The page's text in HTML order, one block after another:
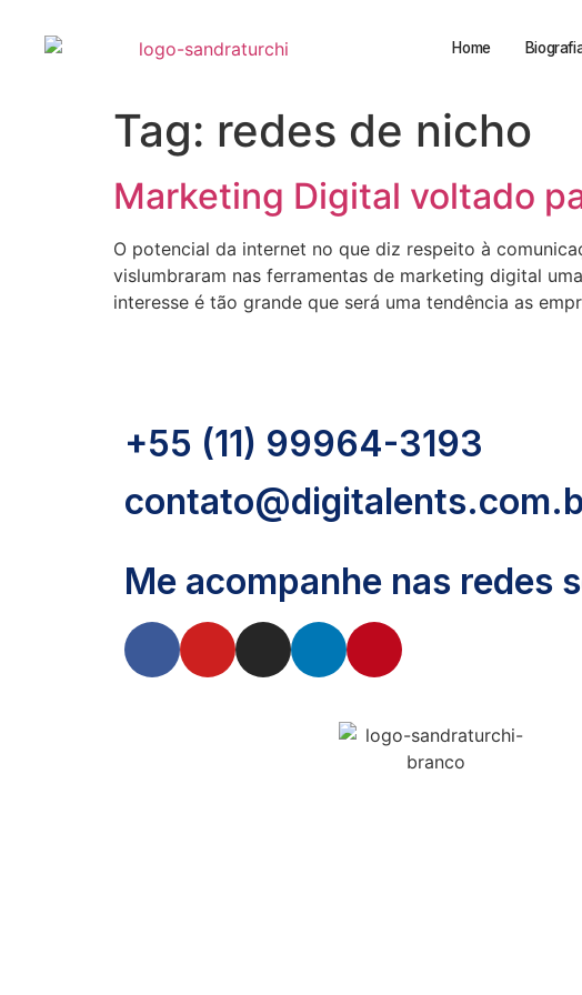
Home
Tag: redes de nicho
Marketing Digital voltado
O potencial da internet no que diz respeito à
vislumbraram nas ferramentas de marketing digital
interesse é tão grande que será uma tendência as
+55 (11) 99964-3193
Me acompanhe nas redes